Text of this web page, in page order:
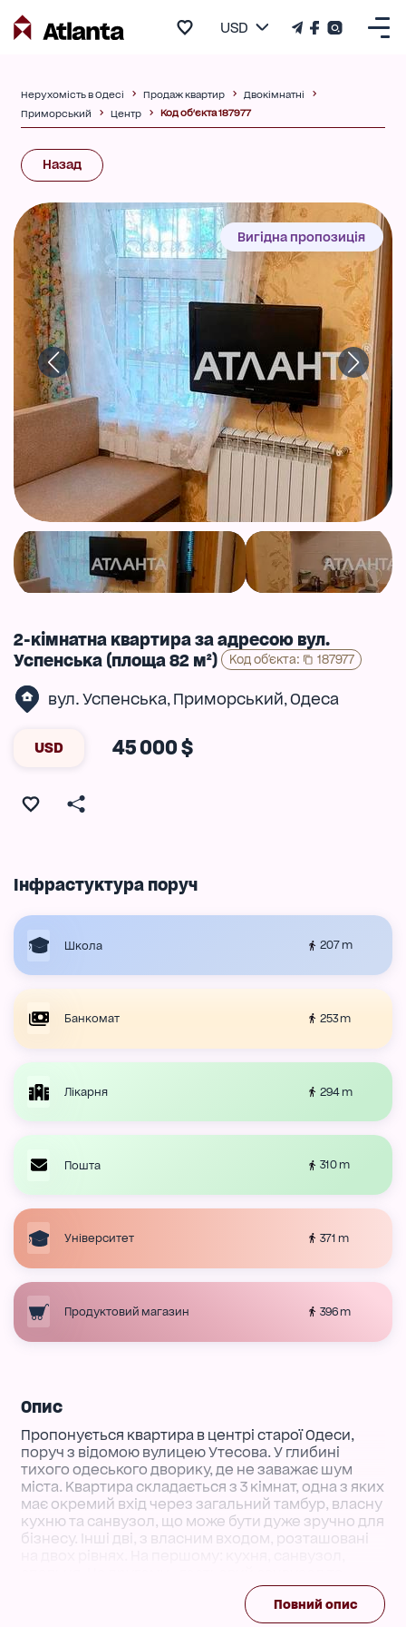
USD
Нерухомість в Одесі Продаж квартир
Двокімнатні
Приморський
Центр Код об'єкта 187977
Назад
Вигідна пропозиція
2-кімнатна квартира за адресою вул.
Успенська (площа 82 м²)
Код об'єкта: 187977
вул. Успенська, Приморський, Одеса
USD 45 000 $
Інфрастуктура поруч
Школа 207 m
Банкомат 253 m
Лікарня 294 m
Пошта 310 m
Університет 371 m
Продуктовий магазин 396 m
Опис
Пропонується квартира в центрі старої Одеси,
поруч з відомою вулицею Утесова. У глибині
тихого одеського дворику, де не заважає шум
міста. Квартира складається з 3 кімнат, одна з яких
має окремий вхід через загальний тамбур, власну
кухню та санвузол, що може бути дуже зручно для
бізнесу. Інші дві, з власним входом, розташовані
Поруч у пішій доступності школи, гімназії, дитячі
Повний опис